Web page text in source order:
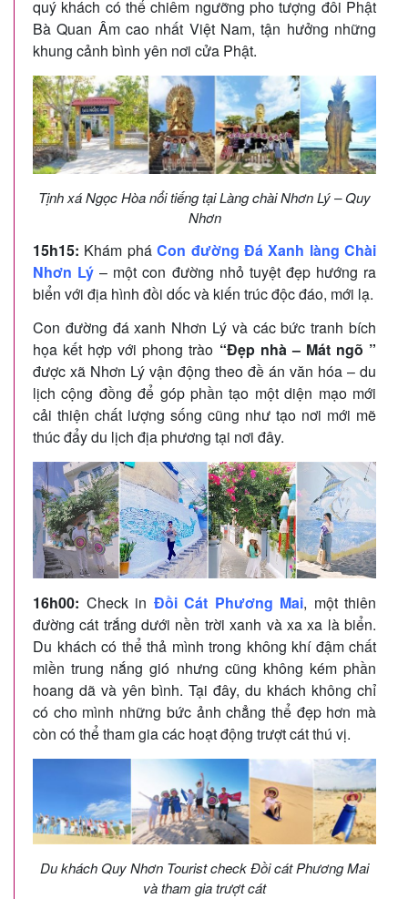
quý khách có thể chiêm ngưỡng pho tượng đôi Phật
Bà Quan Âm cao nhất Việt Nam, tận hưởng những
khung cảnh bình yên nơi cửa Phật.
Tịnh xá Ngọc Hòa nổi tiếng tại Làng chài Nhơn Lý – Quy
Nhơn
15h15: Khám pháCon đường Đá Xanh làng Chài
Nhơn Lý – một con đường nhỏ tuyệt đẹp hướng ra
biển với địa hình đồi dốc và kiến trúc độc đáo, mới lạ.
Con đường đá xanh Nhơn Lý và các bức tranh bích
họa kết hợp với phong trào “Đẹp nhà – Mát ngõ ”
được xã Nhơn Lý vận động theo đề án văn hóa – du
lịch cộng đồng để góp phần tạo một diện mạo mới
cải thiện chất lượng sống cũng như tạo nơi mới mẽ
thúc đẩy du lịch địa phương tại nơi đây.
16h00: Check in Đồi Cát Phương Mai, một thiên
đường cát trắng dưới nền trời xanh và xa xa là biển.
Du khách có thể thả mình trong không khí đậm chất
miền trung nắng gió nhưng cũng không kém phần
hoang dã và yên bình. Tại đây, du khách không chỉ
có cho mình những bức ảnh chẳng thể đẹp hơn mà
còn có thể tham gia các hoạt động trượt cát thú vị.
Du khách Quy Nhơn Tourist check Đồi cát Phương Mai
và tham gia trượt cát